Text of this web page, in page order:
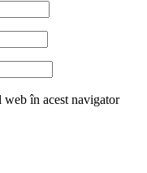
web în acest navigator